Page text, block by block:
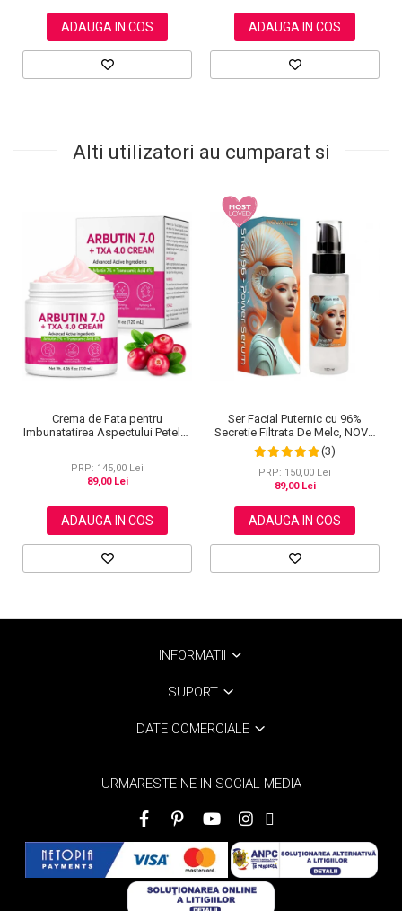
ADAUGA IN COS ADAUGA IN COS
Alti utilizatori au cumparat si
Crema de Fata pentru
Imbunatatirea Aspectului Petelor
PRP: 145,00 Lei
89,00 Lei
ADAUGA IN COS
Ser Facial Puternic cu 96%
Secretie Filtrata De Melc, NOVA
KISS® Snail 96 Power Serum,
100 ml
(3)
PRP: 150,00 Lei
89,00 Lei
ADAUGA IN COS
INFORMATII
SUPORT
DATE COMERCIALE
URMARESTE-NE IN SOCIAL MEDIA